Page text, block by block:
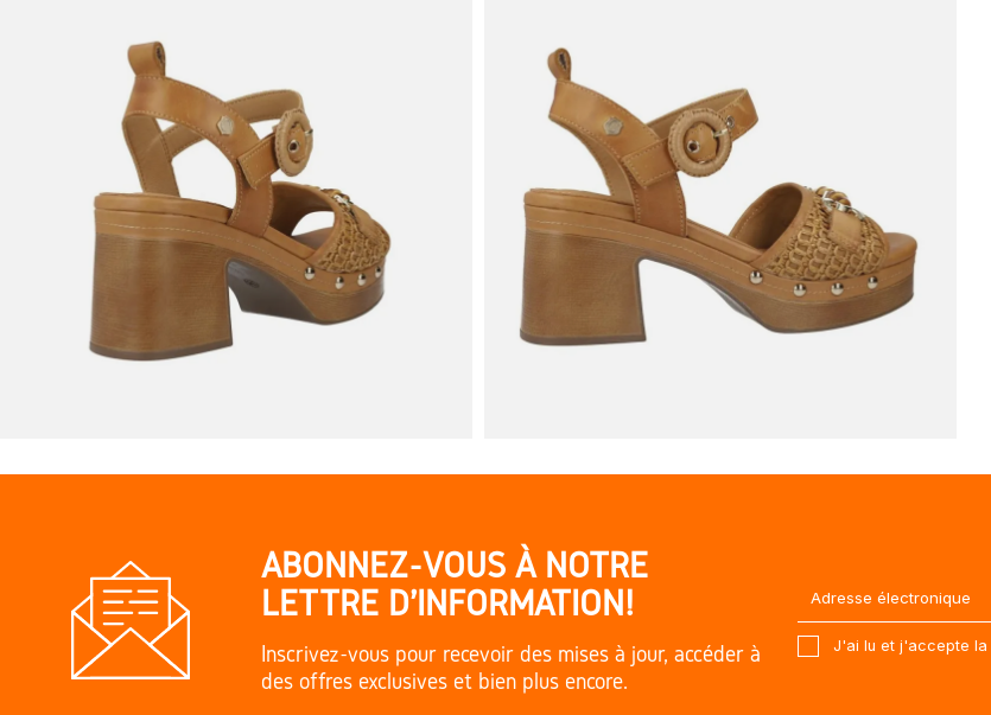
ABONNEZ-VOUS À NOTRE
LETTRE D'INFORMATION!
Inscrivez-vous pour recevoir des mises à jour, accéder à
des offres exclusives et bien plus encore.
J'ai lu et j'accepte la